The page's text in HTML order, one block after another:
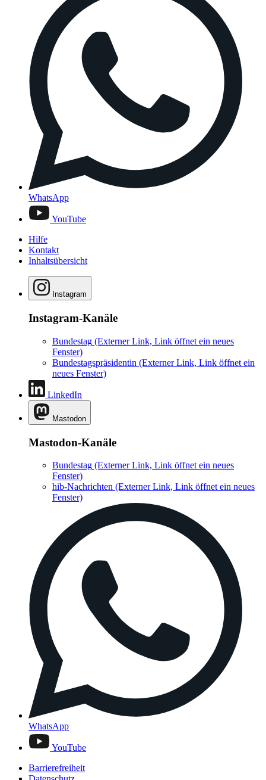
WhatsApp
YouTube
Hilfe
Kontakt
Inhaltsübersicht
Instagram
Instagram-Kanäle
Bundestag (Externer Link, Link öffnet ein neues
Fenster)
Bundestagspräsidentin (Externer Link, Link öffnet ein
neues Fenster)
LinkedIn
Mastodon
Mastodon-Kanäle
Bundestag (Externer Link, Link öffnet ein neues
Fenster)
hib-Nachrichten (Externer Link, Link öffnet ein neues
Fenster)
WhatsApp
YouTube
Barrierefreiheit